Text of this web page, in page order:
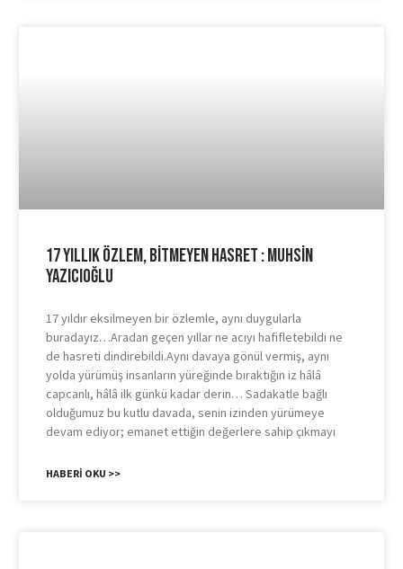
17 Yıllık Özlem, Bitmeyen Hasret : Muhsin
Yazıcıoğlu
17 yıldır eksilmeyen bir özlemle, aynı duygularla
buradayız…Aradan geçen yıllar ne acıyı hafifletebildi ne
de hasreti dindirebildi.Aynı davaya gönül vermiş, aynı
yolda yürümüş insanların yüreğinde bıraktığın iz hâlâ
capcanlı, hâlâ ilk günkü kadar derin… Sadakatle bağlı
olduğumuz bu kutlu davada, senin izinden yürümeye
devam ediyor; emanet ettiğin değerlere sahip çıkmayı
HABERI OKU >>